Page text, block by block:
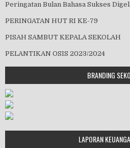
Peringatan Bulan Bahasa Sukses
PERINGATAN HUT RI KE-79
PISAH SAMBUT KEPALA SEKOLAH
PELANTIKAN OSIS 2023/2024
BRANDING
LAPORAN